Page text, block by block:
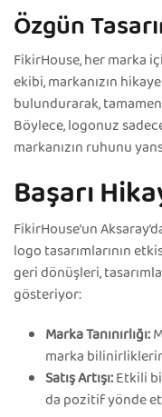
Özgün
FikirHouse, her marka
ekibi, markanızın
bulundurarak,
Böylece, logonuz
markanızın ruhunu
Başarı
FikirHouse’un
logo tasarımlarının
geri dönüşleri,
gösteriyor:
Marka Tanınırlığı:
marka
Satış Artışı:Etkili
da pozitif yönde